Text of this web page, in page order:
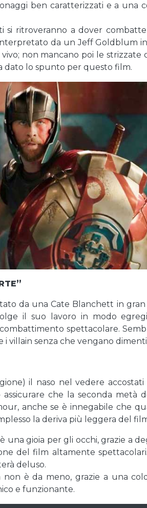
ben caratterizzati e a una
si ritroveranno a dover
da un Jeff Goldblum
non mancano poi le strizzate
dato lo spunto per questo film.
da una Cate Blanchett in gran
il suo lavoro in modo
spettacolare.
villain senza che vengano
il naso nel vedere accostati
che la seconda metà
anche se è innegabile che
la deriva più leggera del
gioia per gli occhi, grazie a
del film altamente
deluso.
è da meno, grazie a una
e funzionante.